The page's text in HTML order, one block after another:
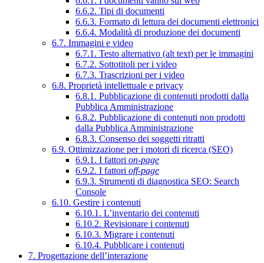
6.6.2. Tipi di documenti
6.6.3. Formato di lettura dei documenti elettronici
6.6.4. Modalità di produzione dei documenti
6.7. Immagini e video
6.7.1. Testo alternativo (alt text) per le immagini
6.7.2. Sottotitoli per i video
6.7.3. Trascrizioni per i video
6.8. Proprietà intellettuale e privacy
6.8.1. Pubblicazione di contenuti prodotti dalla
Pubblica Amministrazione
6.8.2. Pubblicazione di contenuti non prodotti
dalla Pubblica Amministrazione
6.8.3. Consenso dei soggetti ritratti
6.9. Ottimizzazione per i motori di ricerca (SEO)
6.9.1. I fattori on-page
6.9.2. I fattori off-page
6.9.3. Strumenti di diagnostica SEO: Search
Console
6.10. Gestire i contenuti
6.10.1. L’inventario dei contenuti
6.10.2. Revisionare i contenuti
6.10.3. Migrare i contenuti
6.10.4. Pubblicare i contenuti
7. Progettazione dell’interazione